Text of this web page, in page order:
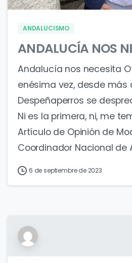
ANDALUCISMO
ANDALUCÍA NOS
Andalucía nos necesita
enésima vez, desde más
Despeñaperros se
Ni es la primera, ni, me
Artículo de Opinión de
Coordinador Nacional de
6 de septiembre de 2023